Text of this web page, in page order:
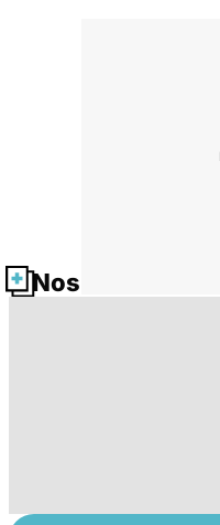
Nos fiches santé